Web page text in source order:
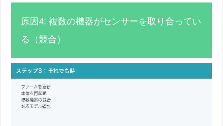
原因4: 複数の機器がセンサーを取り合ってい
る（競合）